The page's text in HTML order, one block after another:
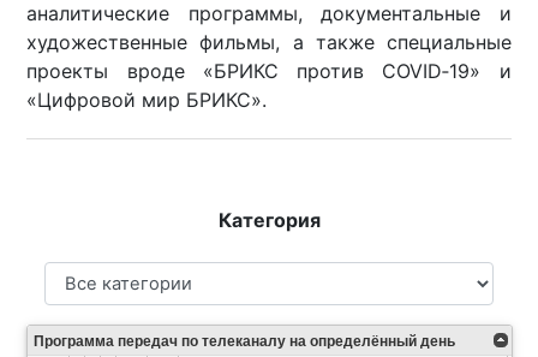
аналитические программы, документальные и
художественные фильмы, а также специальные
проекты вроде «БРИКС против COVID‑19» и
«Цифровой мир БРИКС».
Категория
Программа передач по телеканалу на определённый день